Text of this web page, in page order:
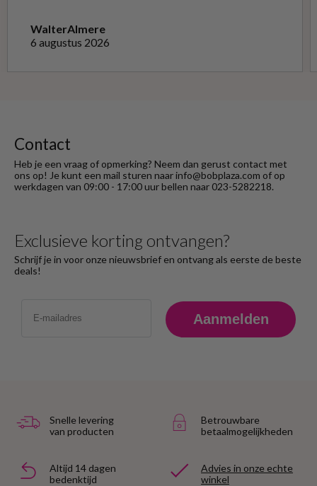
worden voor de goede; dat kon misschien in
Haarlem bij de winkel. Op meerdere mails
WalterAlmere
6 augustus 2026
Contact
Heb je een vraag of opmerking? Neem dan gerust contact met
ons op! Je kunt een mail sturen naar info@bobplaza.com of op
werkdagen van 09:00 - 17:00 uur bellen naar 023-5282218.
Exclusieve korting ontvangen?
Schrijf je in voor onze nieuwsbrief en ontvang als eerste de beste
deals!
Aanmelden
Snelle levering
van producten
Betrouwbare
betaalmogelijkheden
Altijd 14 dagen
bedenktijd
Advies in onze echte
winkel